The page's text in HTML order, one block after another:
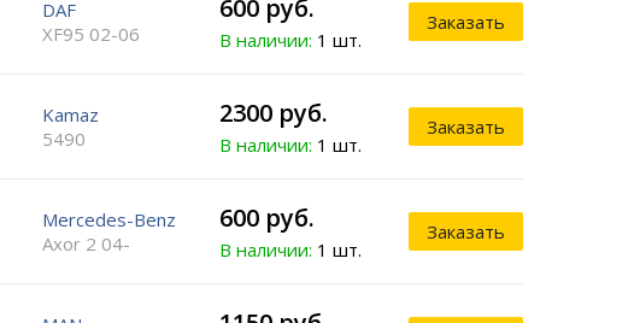
DAF
XF95 02-06
600 руб.
В наличии: 1 шт.
Заказать
Kamaz
5490
2300 руб.
В наличии: 1 шт.
Заказать
Mercedes-Benz
Axor 2 04-
600 руб.
В наличии: 1 шт.
Заказать